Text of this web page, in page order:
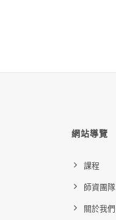
網站導覽
課程
師資團隊
關於我們